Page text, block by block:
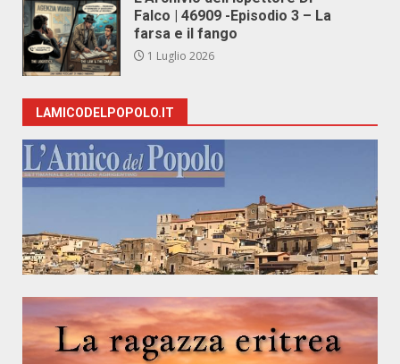
Falco | 46909 -Episodio 3 – La
farsa e il fango
1 Luglio 2026
LAMICODELPOPOLO.IT